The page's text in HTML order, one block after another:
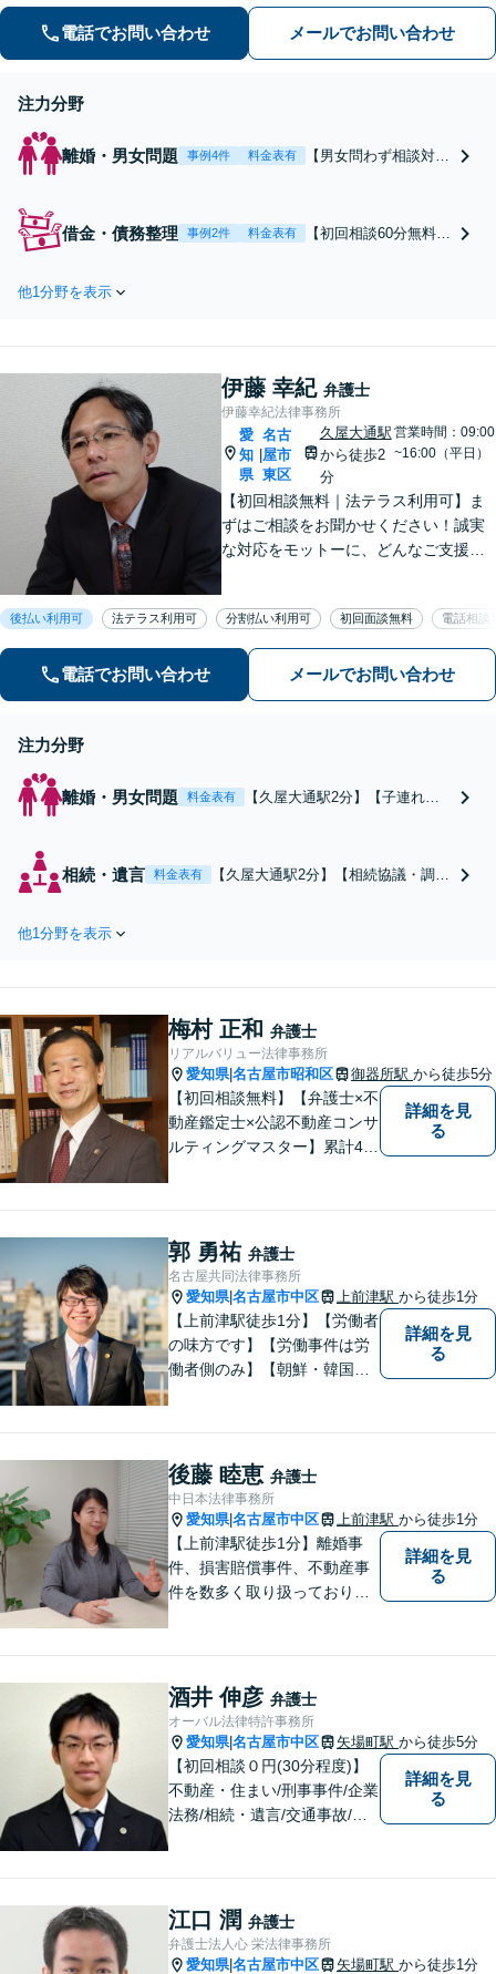
音駅4分】
電話でお問い合わせ メールでお問い合わせ
注力分野
離婚・男女問題 事例4件 料金表有
【男女問わず相談対応
ご相談も承ります。ご
ちらの対応も可能です
借金・債務整理 事例2件 料金表有
【初回相談60分無料】
対応いたします。どん
ながらより良い解決を
目指します【大須観音
駅4分】【土日祝対応
可】
他1分野を表示
伊藤 幸紀 弁護士
伊藤幸紀法律事務所
愛
知
県
名古
屋市
東区
久屋大通駅
から徒歩2
分
営業時間：09:00
~16:00（平日）
【初回相談無料｜法テラス利用可】ま
ずはご相談をお聞かせください！誠実
な対応をモットーに、どんなご支援が
で電話相談も対応いたしますので、お
気軽にお問合せください【久屋大通駅2
後払い利用可 法テラス利用可 分割払い利用可 初回面談無料 電話相談
電話でお問い合わせ メールでお問い合わせ
注力分野
離婚・男女問題 料金表有
【久屋大通駅2分】【子連れ相
肢が広がります。ネットの情報
相続・遺言 料金表有
【久屋大通駅2分】【相続協議・調
ださい。【遺留分侵害請求】【相続
他1分野を表示
梅村 正和 弁護士
リアルバリュー法律事務所
愛知県|名古屋市昭和区 御器所駅 から徒歩5分
【初回相談無料】【弁護士×不
動産鑑定士×公認不動産コンサ
ルティングマスター】累計40
多数】【政府系金融機関勤務
経験あり】不動産トラブル／
不動産を含む相続／債権回収
など
詳細を見
る
郭 勇祐 弁護士
名古屋共同法律事務所
愛知県|名古屋市中区 上前津駅 から徒歩1分
【上前津駅徒歩1分】【労働者
の味方です】【労働事件は労
働者側のみ】【朝鮮・韓国の
る方の心の支えになれるよ
う、全力で業務に取り組みま
す。【休日・夜間面談可能】
詳細を見
る
後藤 睦恵 弁護士
中日本法律事務所
愛知県|名古屋市中区 上前津駅 から徒歩1分
【上前津駅徒歩1分】離婚事
件、損害賠償事件、不動産事
件を数多く取り扱っておりま
ていただきます。
詳細を見
る
酒井 伸彦 弁護士
オーバル法律特許事務所
愛知県|名古屋市中区 矢場町駅 から徒歩5分
【初回相談０円(30分程度)】
不動産・住まい/刑事事件/企業
法務/相続・遺言/交通事故/イ
談ください。名古屋市を中心
に幅広くご相談を受けており
ます。
詳細を見
る
江口 潤 弁護士
弁護士法人心 栄法律事務所
愛知県|名古屋市中区 矢場町駅 から徒歩1分